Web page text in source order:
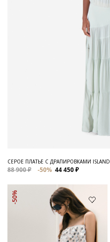
СЕРОЕ ПЛАТЬЕ С ДРАПИРОВКАМИ ISLAND
88 900 ₽ -50% 44 450 ₽
-50%